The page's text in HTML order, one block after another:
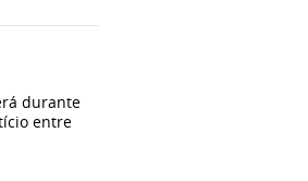
durante
entre